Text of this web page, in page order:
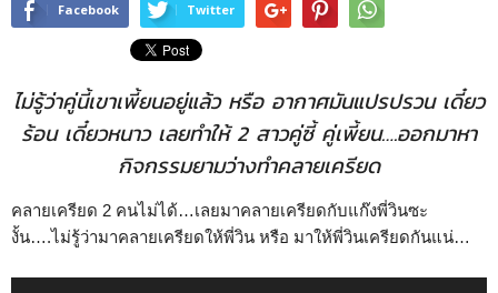
Facebook Twitter
ไม่รู้ว่าคู่นี้เขาเพี้ยนอยู่แล้ว หรือ อากาศมันแปรปรวน เดี๋ยว
ร้อน เดี๋ยวหนาว เลยทำให้ 2 สาวคู่ซี้ คู่เพี้ยน….ออกมาหา
กิจกรรมยามว่างทำคลายเครียด
คลายเครียด 2 คนไม่ได้…เลยมาคลายเครียดกับแก๊งพี่วินซะ
งั้น….ไม่รู้ว่ามาคลายเครียดให้พี่วิน หรือ มาให้พี่วินเครียดกันแน่…